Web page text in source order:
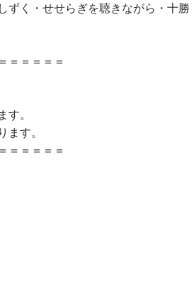
ずく・せせらぎを聴きながら・十勝
＝＝＝＝＝
す。
ます。
＝＝＝＝＝